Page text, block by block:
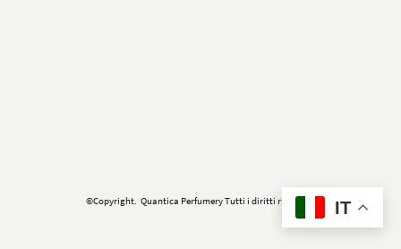
©Copyright. Quantica Perfumery Tutti i diritti riservati. IT